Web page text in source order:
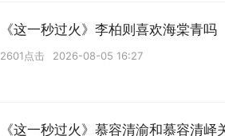
《这一秒过火》李柏则喜欢海棠青吗
2601点击 2026-08-05 16:27
《这一秒过火》慕容清渝和慕容清峄